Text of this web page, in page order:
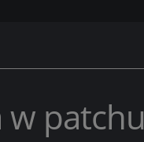
w patchu